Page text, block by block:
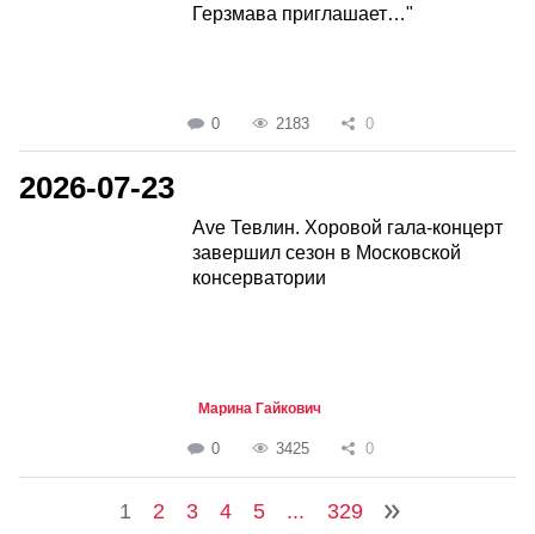
Герзмава приглашает…"
0 2183 0
2026-07-23
Ave Тевлин. Хоровой гала-концерт
завершил сезон в Московской
консерватории
Марина Гайкович
0 3425 0
1 2 3 4 5 ... 329